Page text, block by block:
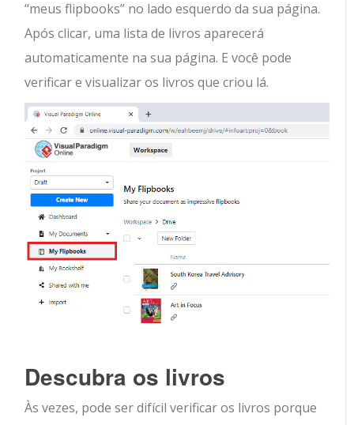
“meus flipbooks” no lado esquerdo da sua página.
Após clicar, uma lista de livros aparecerá
automaticamente na sua página. E você pode
verificar e visualizar os livros que criou lá.
Descubra os livros
Às vezes, pode ser difícil verificar os livros porque